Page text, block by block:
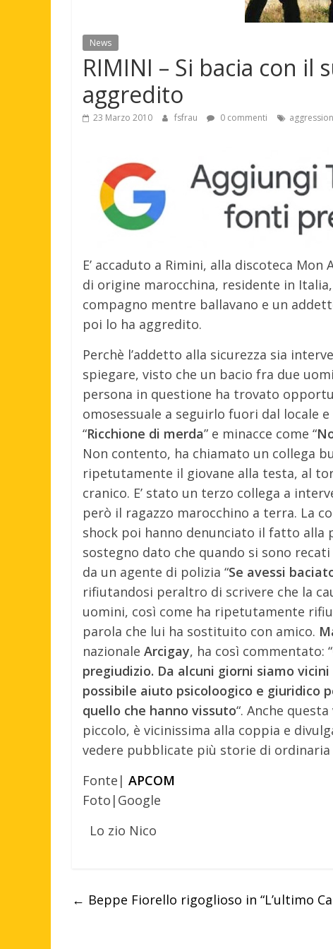
News
RIMINI – Si bacia con il
aggredito
23 Marzo 2010 fsfrau 0 commenti
E’ accaduto a Rimini, alla discoteca
di origine marocchina, residente in
compagno mentre ballavano e un
poi lo ha aggredito.
Perchè l’addetto alla sicurezza sia
spiegare, visto che un bacio fra due
persona in questione ha trovato
omosessuale a seguirlo fuori dal locale
“Ricchione di merda” e minacce come “
Non contento, ha chiamato un collega
ripetutamente il giovane alla testa, al
cranico. E’ stato un terzo collega a
però il ragazzo marocchino a terra. La
shock poi hanno denunciato il fatto alla
sostegno dato che quando si sono
da un agente di polizia “Se avessi
rifiutandosi peraltro di scrivere che la
uomini, così come ha ripetutamente
parola che lui ha sostituito con amico.
nazionale Arcigay, ha così commentato: “
pregiudizio. Da alcuni giorni siamo
possibile aiuto psicoloogico e giuridico
quello che hanno vissuto“. Anche
piccolo, è vicinissima alla coppia e
vedere pubblicate più storie di ordinaria
Fonte| APCOM
Foto|Google
Lo zio Nico
← Beppe Fiorello rigoglioso in “L’ultimo